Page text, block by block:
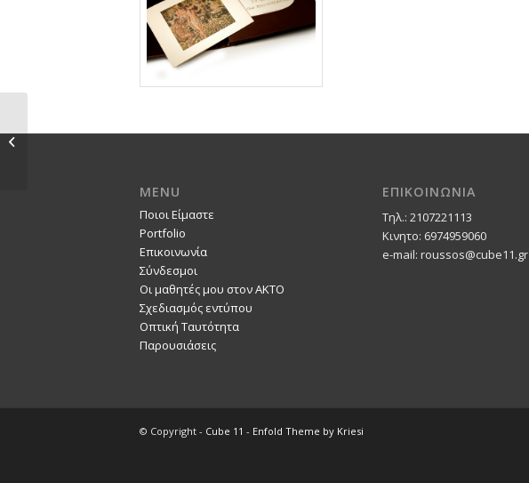
MENU
Ποιοι Είμαστε
Portfolio
Επικοινωνία
Σύνδεσμοι
Οι μαθητές μου στον ΑΚΤΟ
Σχεδιασμός εντύπου
Οπτική Ταυτότητα
Παρουσιάσεις
ΕΠΙΚΟΙΝΩΝΙΑ
Τηλ.: 2107221113
Κινητο: 6974959060
e-mail: roussos@cube11.gr
© Copyright - Cube 11 - Enfold Theme by Kriesi
J. ROUX 1764 / ART